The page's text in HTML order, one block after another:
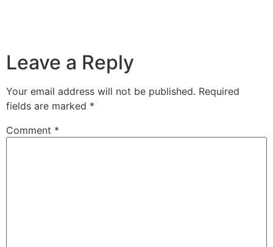
Leave a Reply
Your email address will not be published. Required
fields are marked *
Comment *